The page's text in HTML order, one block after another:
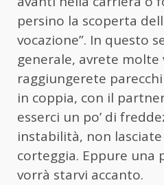
persino la scoperta
vocazione”. In questo
generale, avrete
raggiungerete
in coppia, con il
esserci un po’ di
instabilità, non lasciate
corteggia. Eppure una
vorrà starvi accanto.